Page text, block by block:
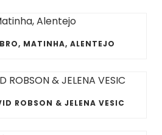
MATINHA, ALENTEJO
ROBSON & JELENA VESIC